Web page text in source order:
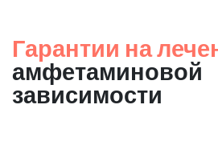
Гарантии на
амфетаминовой
зависимости